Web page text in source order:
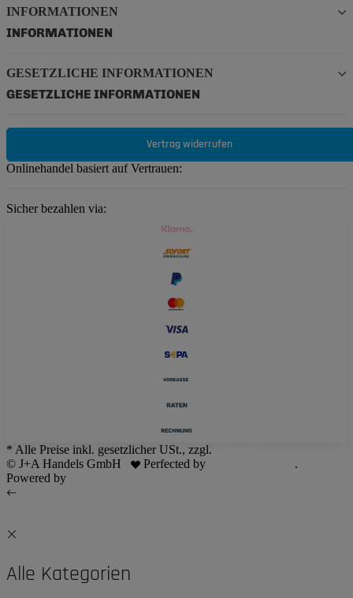
INFORMATIONEN
INFORMATIONEN
GESETZLICHE INFORMATIONEN
GESETZLICHE INFORMATIONEN
Vertrag widerrufen
Onlinehandel basiert auf Vertrauen:
Sicher bezahlen via:
* Alle Preise inkl. gesetzlicher USt., zzgl.
© J+A Handels GmbH
Perfected by
.
Powered by
Alle Kategorien